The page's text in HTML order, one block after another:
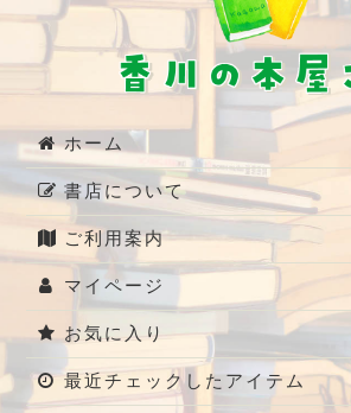
新潟県の本
福井県の本
ホーム
書店について
ご利用案内
マイページ
お気に入り
最近チェックしたアイテム